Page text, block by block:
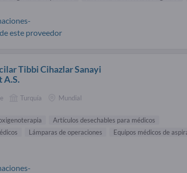
este proveedor
Tibbi Cihazlar Sanayi
A.S.
Turquía Mundial
Artículos desechables para médicos
Lámparas de operaciones
Equipos médicos de